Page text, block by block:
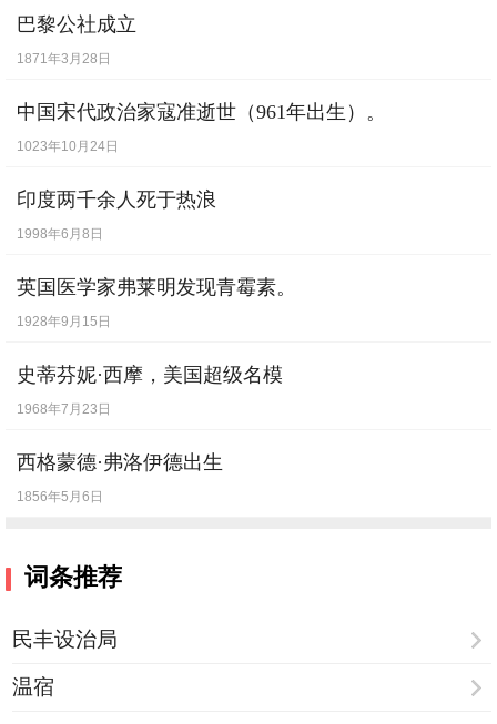
巴黎公社成立
1871年3月28日
中国宋代政治家寇准逝世（961年出生）。
1023年10月24日
印度两千余人死于热浪
1998年6月8日
英国医学家弗莱明发现青霉素。
1928年9月15日
史蒂芬妮·西摩，美国超级名模
1968年7月23日
西格蒙德·弗洛伊德出生
1856年5月6日
词条推荐
民丰设治局
温宿